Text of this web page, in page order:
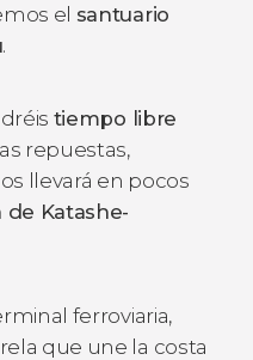
el santuario
.
tiempo libre
repuestas,
llevará en pocos
de Katashe-
ferroviaria,
que une la costa